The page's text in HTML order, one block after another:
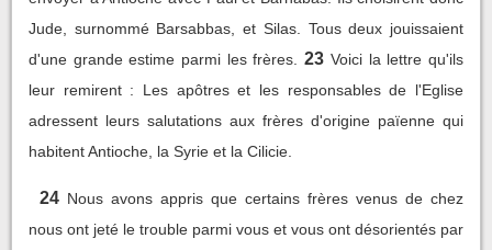
Jude, surnommé Barsabbas, et Silas. Tous deux jouissaient
d'une grande estime parmi les frères.
23 Voici la lettre qu'ils
leur remirent : Les apôtres et les responsables de l'Eglise
adressent leurs salutations aux frères d'origine païenne qui
habitent Antioche, la Syrie et la Cilicie.
24 Nous avons appris que certains frères venus de chez
nous ont jeté le trouble parmi vous et vous ont désorientés par